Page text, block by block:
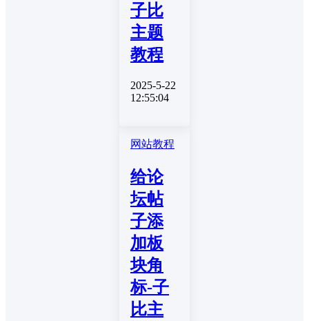
子比
主题
教程
2025-5-22
12:55:04
网站教程
给论
坛帖
子添
加板
块角
标-子
比主